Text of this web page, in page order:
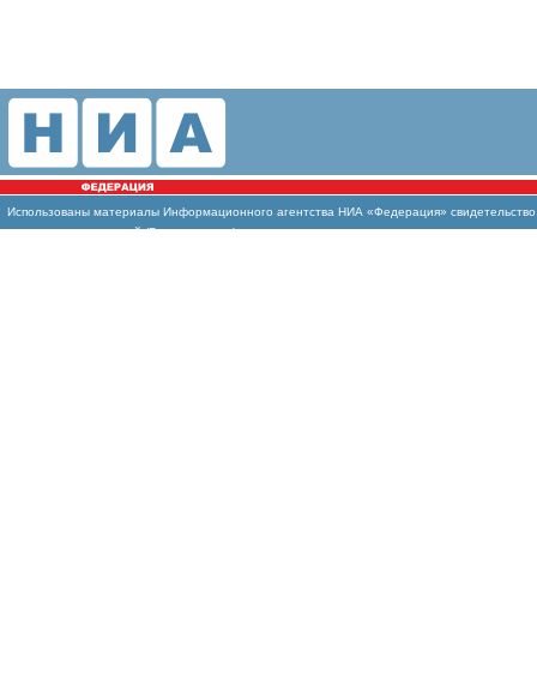
Использованы материалы Информационного агентства НИА «Федерация»
массовых коммуникаций (Роскомнадзор)